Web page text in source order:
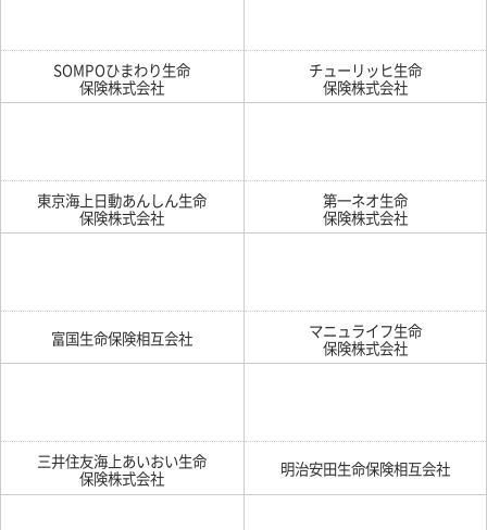
SOMPOひまわり生命
保険株式会社
チューリッヒ生命
保険株式会社
東京海上日動あんしん生命
保険株式会社
第一ネオ生命
保険株式会社
富国生命保険相互会社
マニュライフ生命
保険株式会社
三井住友海上あいおい生命
保険株式会社
明治安田生命保険相互会社